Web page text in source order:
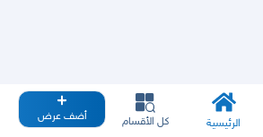
الرئيسية كل الأقسام أضف عرض